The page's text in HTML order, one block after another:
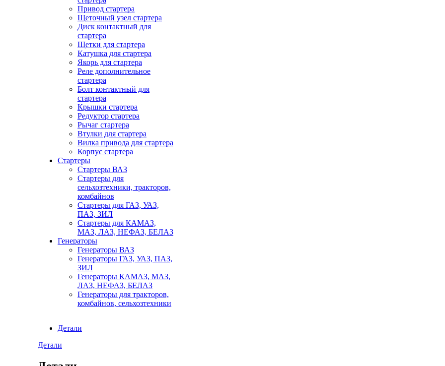
Привод стартера
Щеточный узел стартера
Диск контактный для
стартера
Щетки для стартера
Катушка для стартера
Якорь для стартера
Реле дополнительное
стартера
Болт контактный для
стартера
Крышки стартера
Редуктор стартера
Рычаг стартера
Втулки для стартера
Вилка привода для стартера
Корпус стартера
Стартеры
Стартеры ВАЗ
Стартеры для
сельхозтехники, тракторов,
комбайнов
Стартеры для ГАЗ, УАЗ,
ПАЗ, ЗИЛ
Стартеры для КАМАЗ,
МАЗ, ЛАЗ, НЕФАЗ, БЕЛАЗ
Генераторы
Генераторы ВАЗ
Генераторы ГАЗ, УАЗ, ПАЗ,
ЗИЛ
Генераторы КАМАЗ, МАЗ,
ЛАЗ, НЕФАЗ, БЕЛАЗ
Генераторы для тракторов,
комбайнов, сельхозтехники
Детали
Детали